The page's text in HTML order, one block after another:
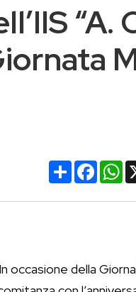
“A.
Condividi
occasione della